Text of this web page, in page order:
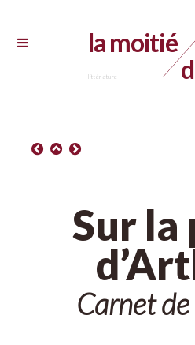
la moitié
Sur la
Carnet